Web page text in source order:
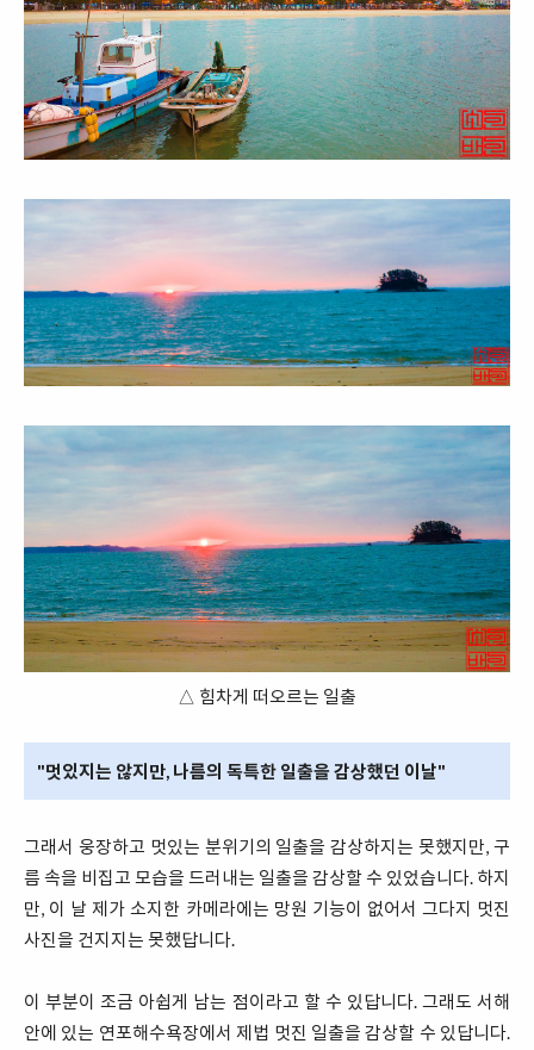
△ 힘차게 떠오르는 일출
"멋있지는 않지만, 나름의 독특한 일출을 감상했던 이날"
그래서 웅장하고 멋있는 분위기의 일출을 감상하지는 못했지만, 구
름 속을 비집고 모습을 드러내는 일출을 감상할 수 있었습니다. 하지
만, 이 날 제가 소지한 카메라에는 망원 기능이 없어서 그다지 멋진
사진을 건지지는 못했답니다.
이 부분이 조금 아쉽게 남는 점이라고 할 수 있답니다. 그래도 서해
안에 있는 연포해수욕장에서 제법 멋진 일출을 감상할 수 있답니다.